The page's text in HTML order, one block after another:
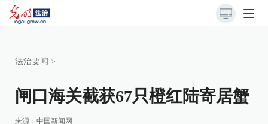
法治要闻 >
闸口海关截获67只橙红陆寄居蟹
来源： 中国新闻网